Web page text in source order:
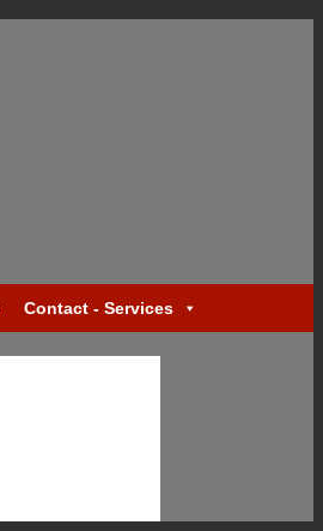
Contact - Services